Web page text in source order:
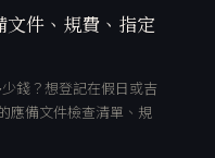
件、規費、指定
錢？想登記在假日或吉
應備文件檢查清單、規